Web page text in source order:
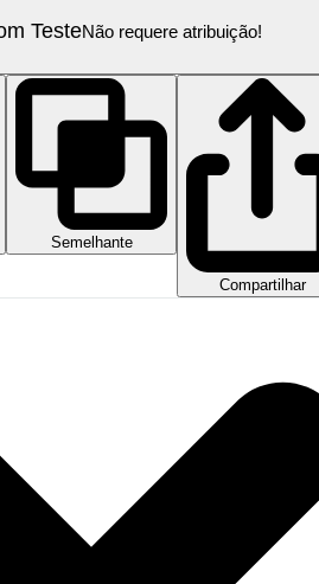
TesteNão requere atribuição!
Semelhante
Compartilhar